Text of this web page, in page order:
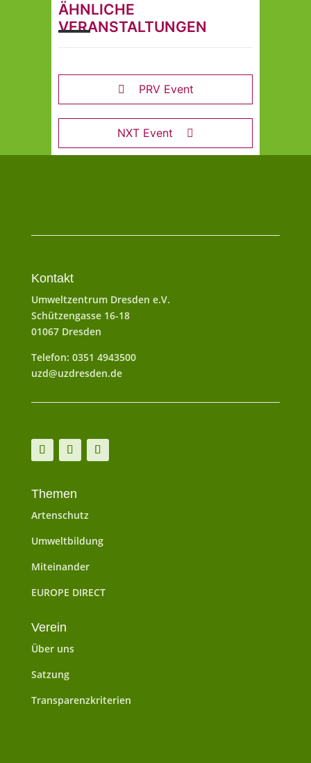
ÄHNLICHE
VERANSTALTUNGEN
PRV Event
NXT Event
Kontakt
Umweltzentrum Dresden e.V.
Schützengasse 16-18
01067 Dresden
Telefon: 0351 4943500
uzd@uzdresden.de
Themen
Artenschutz
Umweltbildung
Miteinander
EUROPE DIRECT
Verein
Über uns
Satzung
Transparenzkriterien